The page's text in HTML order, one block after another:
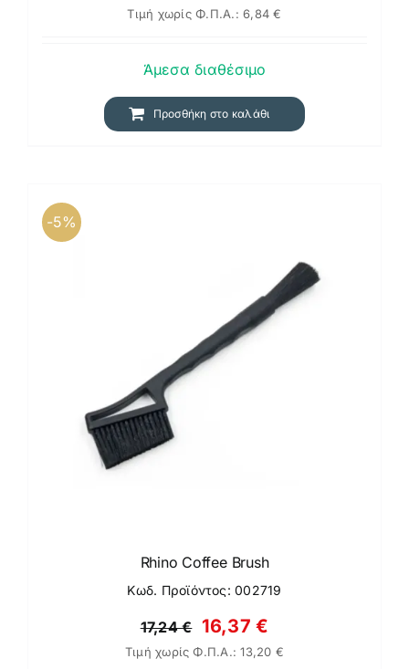
price
8,93 €.
τρέχουσα
είναι:
8,48 €.
Τιμή χωρίς Φ.Π.Α.:6,84€
Άμεσα διαθέσιμο
Προσθήκη στο καλάθι
-5%
Rhino Coffee Brush
Κωδ. Προϊόντος: 002719
17,24€ Original
price
16,37€
τρέχουσα
Τιμή χωρίς Φ.Π.Α.:13,20 €